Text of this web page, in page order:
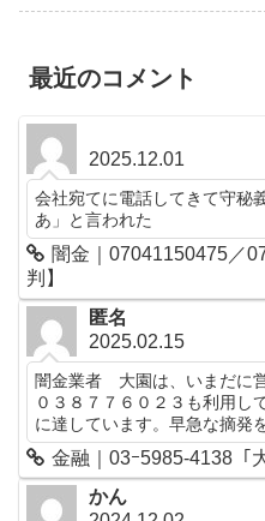
最近のコメント
2025.12.01
会社宛てに電話してきて守秘
あ」と言われた
闇金｜07041150475／
判】
匿名
2025.02.15
闇金業者 大園は、いまだに
０３８７７６０２３も利用し
に達しています。早急な摘発
金融｜03ｰ5985-4138「
かん